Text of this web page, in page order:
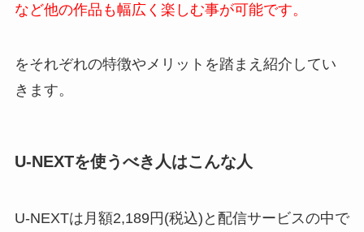
など他の作品も幅広く楽しむ事が可能です。
をそれぞれの特徴やメリットを踏まえ紹介してい
きます。
U-NEXTを使うべき人はこんな人
U-NEXTは月額2,189円(税込)と配信サービスの中で